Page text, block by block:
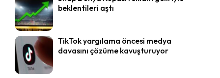
beklentileri aştı
TikTok yargılama öncesi medya
davasını çözüme kavuşturuyor